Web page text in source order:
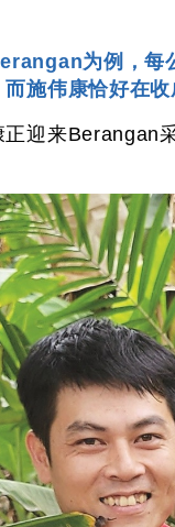
为例，每
施伟康恰好在
迎来Berangan